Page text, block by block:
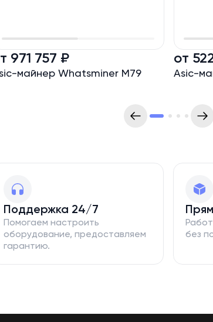
971 757 ₽
майнер Whatsminer M79
от
Asic-
Поддержка 24/7
Помогаем настроить
оборудование, предоставляем
гарантию.
без